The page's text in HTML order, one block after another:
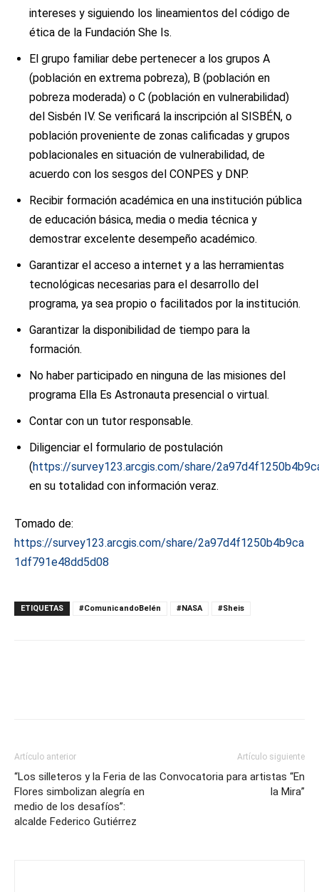
intereses y siguiendo los lineamientos del código de
ética de la Fundación She Is.
El grupo familiar debe pertenecer a los grupos A
(población en extrema pobreza), B (población en
pobreza moderada) o C (población en vulnerabilidad)
del Sisbén IV. Se verificará la inscripción al SISBÉN, o
población proveniente de zonas calificadas y grupos
poblacionales en situación de vulnerabilidad, de
acuerdo con los sesgos del CONPES y DNP.
Recibir formación académica en una institución pública
de educación básica, media o media técnica y
demostrar excelente desempeño académico.
Garantizar el acceso a internet y a las herramientas
tecnológicas necesarias para el desarrollo del
programa, ya sea propio o facilitados por la institución.
Garantizar la disponibilidad de tiempo para la
formación.
No haber participado en ninguna de las misiones del
programa Ella Es Astronauta presencial o virtual.
Contar con un tutor responsable.
Diligenciar el formulario de postulación
(https://survey123.arcgis.com/share/
en su totalidad con información veraz.
Tomado de:
https://survey123.arcgis.com/share/2a97d4f1250b4b9ca
1df791e48dd5d08
ETIQUETAS #ComunicandoBelén #NASA #Sheis
Artículo anterior
“Los silleteros y la Feria de las
Flores simbolizan alegría en
medio de los desafíos”:
alcalde Federico Gutiérrez
Artículo siguiente
Convocatoria para artistas “En
la Mira”